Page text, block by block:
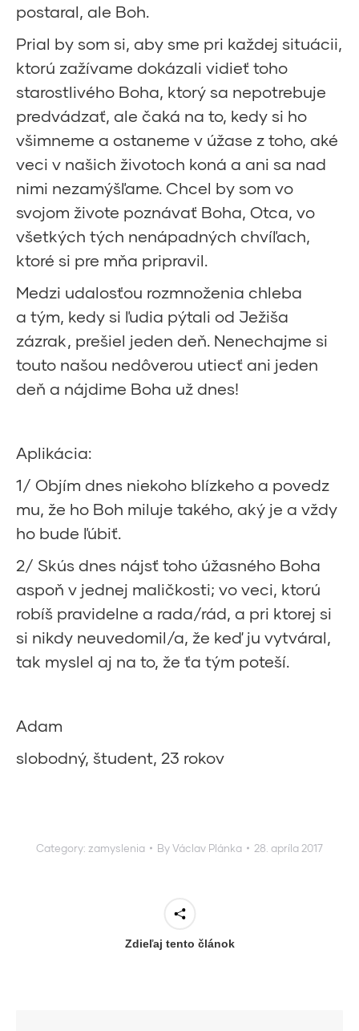
postaral, ale Boh.
Prial by som si, aby sme pri každej situácii,
ktorú zažívame dokázali vidieť toho
starostlivého Boha, ktorý sa nepotrebuje
predvádzať, ale čaká na to, kedy si ho
všimneme a ostaneme v úžase z toho, aké
veci v našich životoch koná a ani sa nad
nimi nezamýšľame. Chcel by som vo
svojom živote poznávať Boha, Otca, vo
všetkých tých nenápadných chvíľach,
ktoré si pre mňa pripravil.
Medzi udalosťou rozmnoženia chleba
a tým, kedy si ľudia pýtali od Ježiša
zázrak, prešiel jeden deň. Nenechajme si
touto našou nedôverou utiecť ani jeden
deň a nájdime Boha už dnes!
Aplikácia:
1/ Objím dnes niekoho blízkeho a povedz
mu, že ho Boh miluje takého, aký je a vždy
ho bude ľúbiť.
2/ Skús dnes nájsť toho úžasného Boha
aspoň v jednej maličkosti; vo veci, ktorú
robíš pravidelne a rada/rád, a pri ktorej si
si nikdy neuvedomil/a, že keď ju vytváral,
tak myslel aj na to, že ťa tým poteší.
Adam
slobodný, študent, 23 rokov
Category: zamyslenia ByVáclav Plánka 28. apríla 2017
Zdieľaj tento článok